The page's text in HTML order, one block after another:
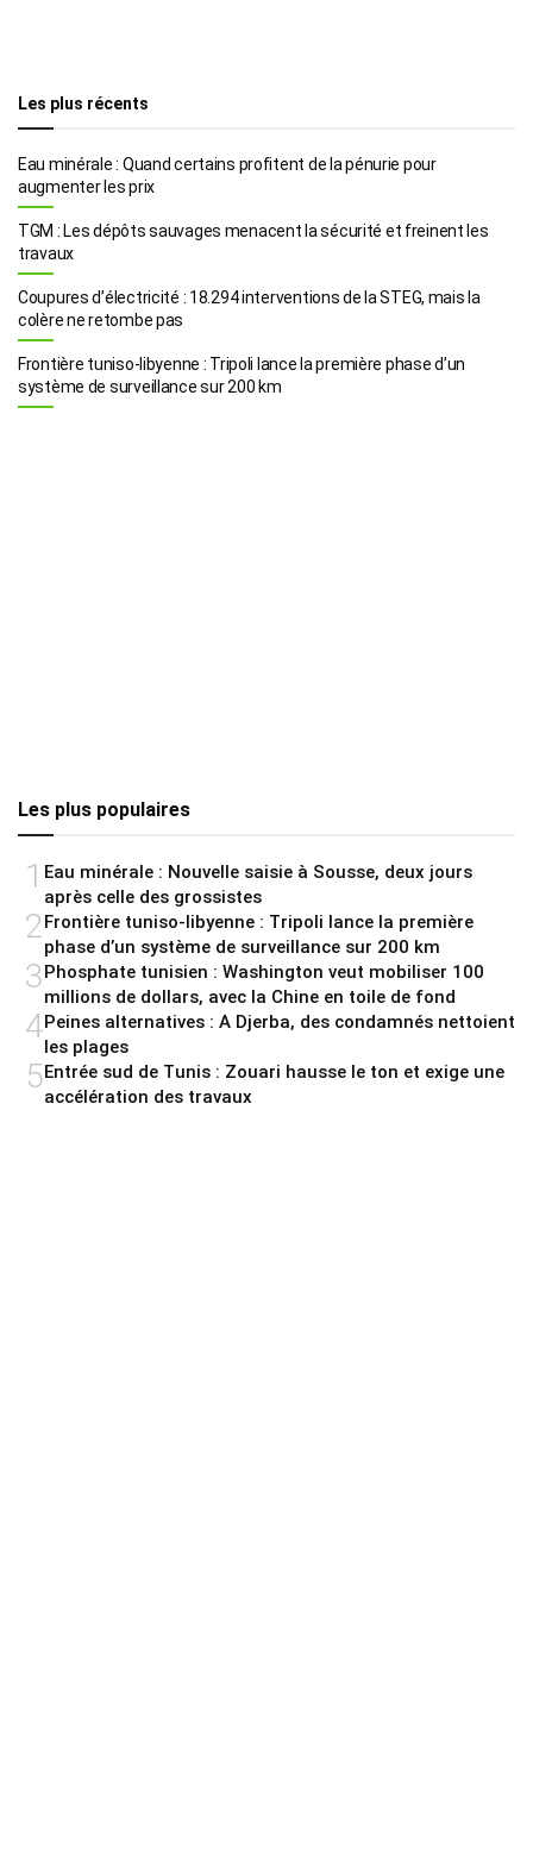
Les plus récents
Eau minérale : Quand certains profitent de la pénurie pour
augmenter les prix
TGM : Les dépôts sauvages menacent la sécurité et freinent les
travaux
Coupures d’électricité : 18.294 interventions de la STEG, mais la
colère ne retombe pas
Frontière tuniso-libyenne : Tripoli lance la première phase d’un
système de surveillance sur 200 km
Les plus populaires
1 Eau minérale : Nouvelle saisie à Sousse, deux jours
après celle des grossistes
2 Frontière tuniso-libyenne : Tripoli lance la première
phase d’un système de surveillance sur 200 km
3 Phosphate tunisien : Washington veut mobiliser 100
millions de dollars, avec la Chine en toile de fond
4Peines alternatives : A Djerba, des condamnés nettoient
les plages
5Entrée sud de Tunis : Zouari hausse le ton et exige une
accélération des travaux